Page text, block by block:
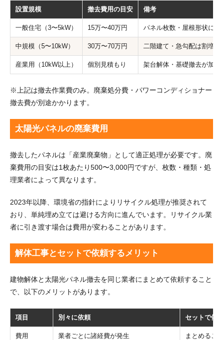
設置規模 撤去費用の目安 備考
一般住宅（3〜5kW） 15万〜40万円 パネル枚数・屋根形状によ
中規模（5〜10kW） 30万〜70万円 二階建て・急勾配は割増
産業用（10kW以上） 個別見積もり 架台解体・基礎撤去が加わ
※上記は撤去作業費のみ。廃棄処分費・パワーコンディショナー
撤去費が別途かかります。
太陽光パネルの廃棄費用
撤去したパネルは「産業廃棄物」として適正処理が必要です。廃
棄費用の目安は1枚あたり500〜3,000円ですが、枚数・種類・処
理業者によって異なります。
2023年以降、環境省の指針によりリサイクル処理が推奨されて
おり、単純埋め立ては避ける方向に進んでいます。リサイクル業
者に引き渡す場合は費用が変わることがあります。
解体工事とセットで依頼するメリット
建物解体と太陽光パネル撤去を同じ業者にまとめて依頼すること
で、以下のメリットがあります。
項目 別々に依頼 セットで依
費用 業者ごとに諸経費が発生 まとめるこ